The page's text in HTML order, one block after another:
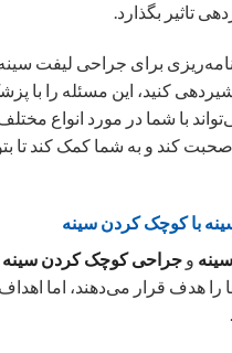
تاثیر بگذارد.
برای جراحی لیفت
شیردهی کنید، این مسئله را با
با شما در مورد انواع
کند و به شما کمک کند تا
با کوچک کردن سینه
و جراحی کوچک کردن سینه
هدف قرار می‌دهند، اما